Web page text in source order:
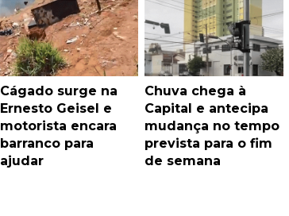
Cágado surge na
Ernesto Geisel e
motorista encara
barranco para
ajudar
Chuva chega à
Capital e antecipa
mudança no tempo
prevista para o fim
de semana